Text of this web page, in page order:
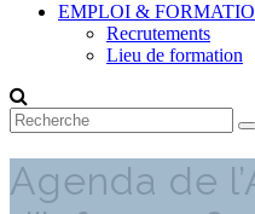
EMPLOI &
Recrutements
Lieu de formation
Agenda de